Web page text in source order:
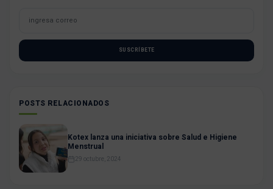
SUSCRÍBETE
POSTS RELACIONADOS
Kotex lanza una iniciativa sobre Salud e Higiene
Menstrual
29 octubre, 2024